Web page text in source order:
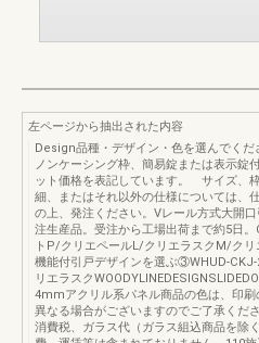
左ページから抽出された内容
Design品種・デザイン・色を選んでくだ
ノンケーシング枠、簡易錠または表示錠
ット価格を表記しています。 サイズ、
細、またはそれ以外の仕様については、
の上、発注ください。Vレール方式大開
注生産品。受注から工場出荷まで約5日
トP/クリエペールL/クリエラスクM/ク
機能付引戸デザインを選ぶ③WHUD-CKJ-
リエラスク
4mmアクリル系パネル商品の色は、印
異なる場合がございますのでご了承くだ
消費税、ガラス代（ガラス組込商品を除